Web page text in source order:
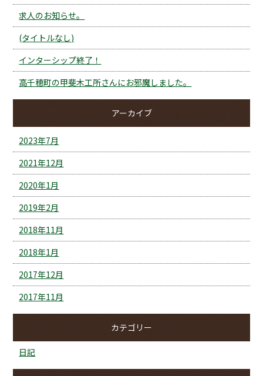
求人のお知らせ。
(タイトルなし)
インターシップ終了！
高千穂町の甲斐木工所さんにお邪魔しました。
アーカイブ
2023年7月
2021年12月
2020年1月
2019年2月
2018年11月
2018年1月
2017年12月
2017年11月
カテゴリー
日記